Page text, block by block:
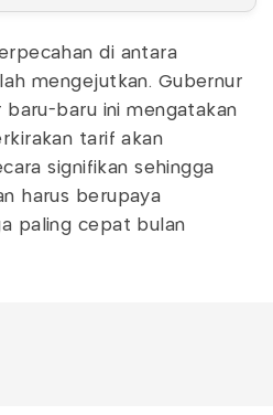
di antara
mengejutkan. Gubernur
baru-baru ini mengatakan
tarif akan
signifikan sehingga
harus berupaya
paling cepat bulan